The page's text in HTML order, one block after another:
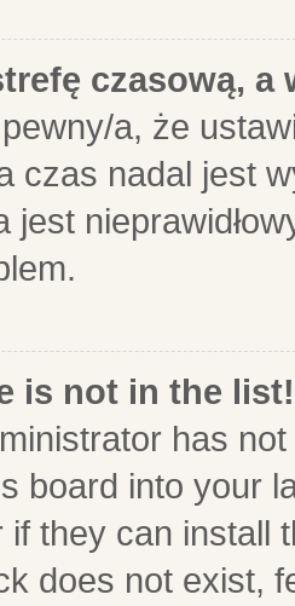
czasową,
a, że
czas nadal jest
jest
is not in the list!
has
board into your
if they can install
does not exist,